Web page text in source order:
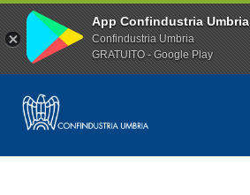
App Confindustria Umbria
Confindustria Umbria
GRATUITO - Google Play